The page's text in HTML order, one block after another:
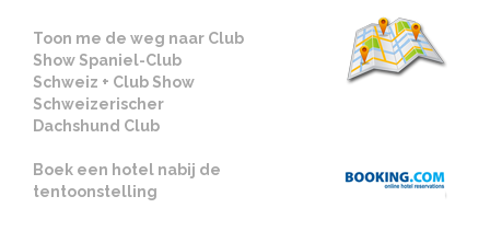
Toon me de weg naar Club
Show Spaniel-Club
Schweiz + Club Show
Schweizerischer
Dachshund Club
Boek een hotel nabij de
tentoonstelling